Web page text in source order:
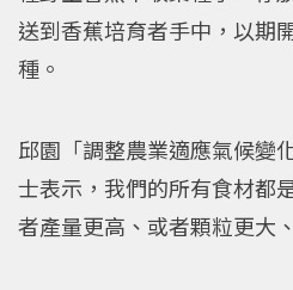
送到香蕉培育者手中，以期
種。
邱園「調整農業適應氣候變
士表示，我們的所有食材都
者產量更高、或者顆粒更大